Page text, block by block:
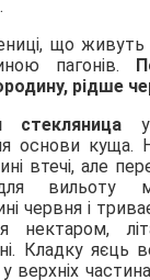
що живуть
пагонів.
рідше
стекляница у
основи куща.
втечі, але
вильоту
червня і
нектаром,
Кладку яєць
верхніх